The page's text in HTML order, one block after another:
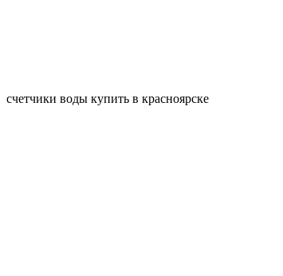
счетчики воды купить в красноярске